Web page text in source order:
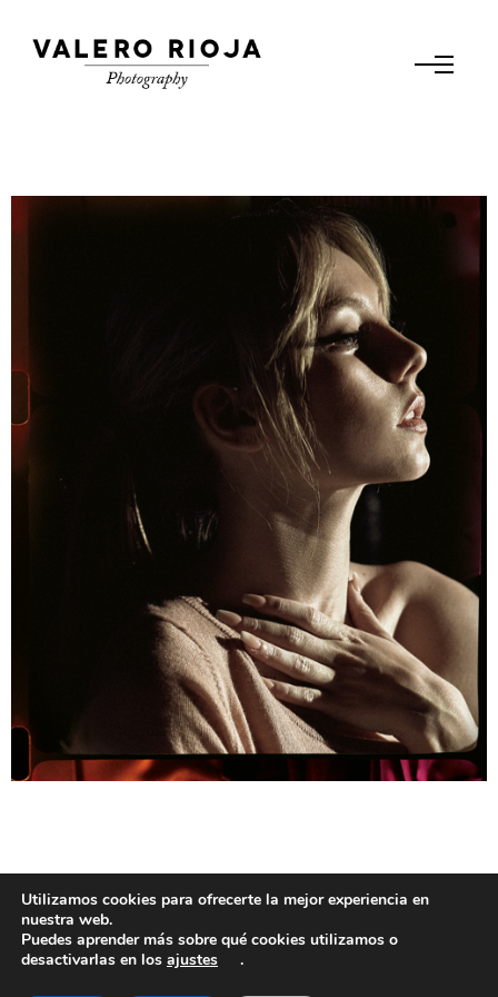
CELEBRITIES
ESTER EXPOSITO
Utilizamos cookies para ofrecerte la mejor experiencia en
nuestra web.
Puedes aprender más sobre qué cookies utilizamos o
desactivarlas en los ajustes .